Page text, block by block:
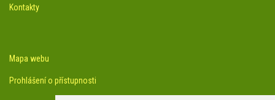
Kontakty
Mapa webu
Prohlášení o přístupnosti